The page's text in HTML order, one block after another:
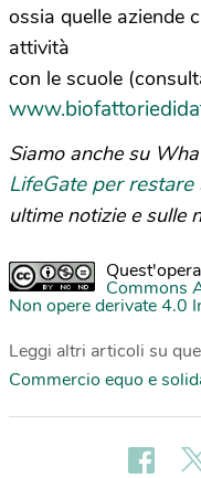
ossia quelle aziende
attività
con le scuole
Siamo anche su
LifeGate per
ultime notizie e sulle
Commons
Non opere derivate 4.0
Leggi altri articoli su
Commercio equo e